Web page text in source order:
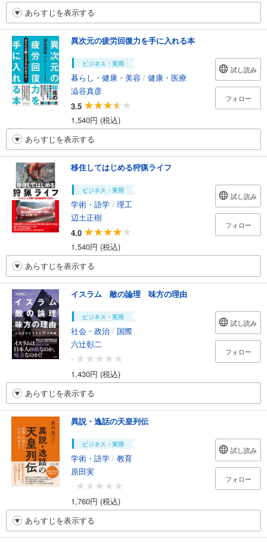
あらすじを表示する
異次元の疲労回復力を手に入れる本
ビジネス・実用
暮らし・健康・美容 / 健康・医療
澁谷真彦
3.5
1,540円 (税込)
試し読み
フォロー
あらすじを表示する
移住してはじめる狩猟ライフ
ビジネス・実用
学術・語学 / 理工
辺土正樹
4.0
1,540円 (税込)
試し読み
フォロー
あらすじを表示する
イスラム 敵の論理 味方の理由
ビジネス・実用
社会・政治 / 国際
六辻彰二
-
1,430円 (税込)
試し読み
フォロー
あらすじを表示する
異説・逸話の天皇列伝
ビジネス・実用
学術・語学 / 教育
原田実
-
1,760円 (税込)
試し読み
フォロー
あらすじを表示する